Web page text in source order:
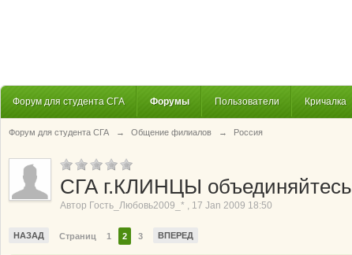
Форум для студента СГА Форумы Пользователи Кричалка
Форум для студента СГА → Общение филиалов → Россия
СГА г.КЛИНЦЫ объединяйтесь
Автор Гость_Любовь2009_* , 17 Jan 2009 18:50
НАЗАД Страниц 1 2 3 ВПЕРЕД